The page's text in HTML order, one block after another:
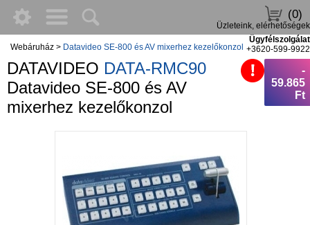
(0)
Üzleteink, elérhetőségek
Ügyfélszolgálat
+3620-599-9922
Webáruház > Datavideo SE-800 és AV mixerhez kezelőkonzol
DATAVIDEO DATA-RMC90
Datavideo SE-800 és AV
mixerhez kezelőkonzol
-
59.865
Ft